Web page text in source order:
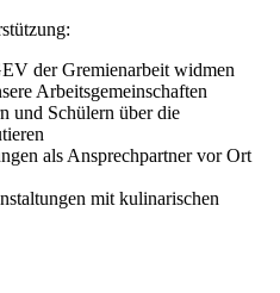
der Gremienarbeit widmen
Arbeitsgemeinschaften
und Schülern über die
als Ansprechpartner vor Ort
mit kulinarischen